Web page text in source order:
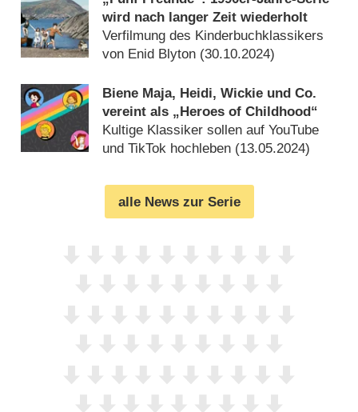
wird nach langer Zeit wiederholt
Verfilmung des Kinderbuchklassikers
von Enid Blyton (30.10.2024)
Biene Maja, Heidi, Wickie und Co.
vereint als „Heroes of Childhood“
Kultige Klassiker sollen auf YouTube
und TikTok hochleben (13.05.2024)
alle News zur Serie